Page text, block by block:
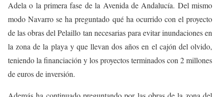
Adela o la primera fase de la Avenida de Andalucía. Del mismo
modo Navarro se ha preguntado qué ha ocurrido con el proyecto
de las obras del Pelaillo tan necesarias para evitar inundaciones en
la zona de la playa y que llevan dos años en el cajón del olvido,
teniendo la financiación y los proyectos terminados con 2 millones
de euros de inversión.